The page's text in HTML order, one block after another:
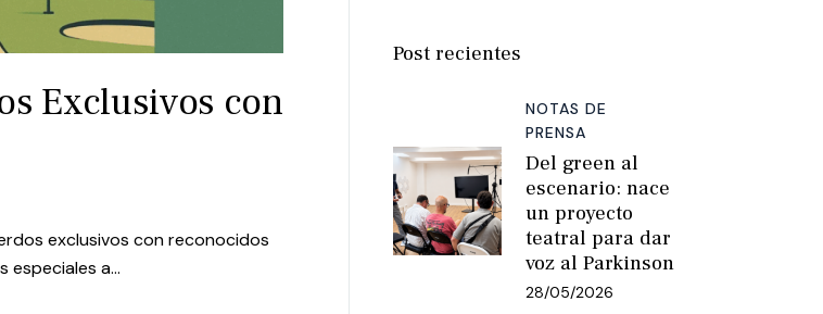
Exclusivos con
exclusivos con reconocidos
especiales a…
Post recientes
NOTAS DE
PRENSA
Del green al
escenario: nace
un proyecto
teatral para dar
voz al Parkinson
28/05/2026